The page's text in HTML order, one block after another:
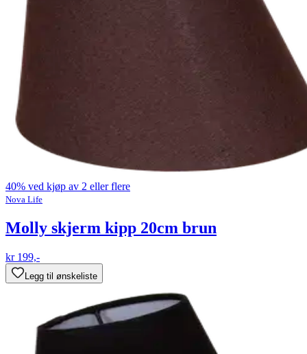
40% ved kjøp av 2 eller flere
Nova Life
Molly skjerm kipp 20cm brun
kr 199,-
Legg til ønskeliste